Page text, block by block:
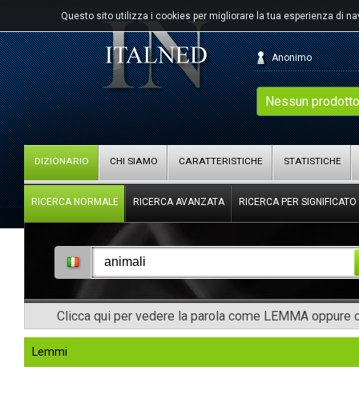
Questo sito utilizza i cookies per migliorare la tua esperienza di
Nessun
Anonimo
DIZIONARIO CHI SIAMO CARATTERISTICHE STATISTICHE
RICERCA NORMALE RICERCA AVANZATA RICERCA PER SIGNIFICATO
Clicca qui per vedere la parola come LEMMA oppure
Lemmi